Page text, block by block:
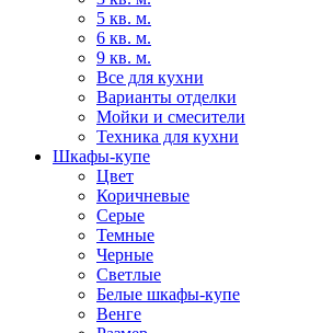
5 кв. м.
6 кв. м.
9 кв. м.
Все для кухни
Варианты отделки
Мойки и смесители
Техника для кухни
Шкафы-купе
Цвет
Коричневые
Серые
Темные
Черные
Светлые
Белые шкафы-купе
Венге